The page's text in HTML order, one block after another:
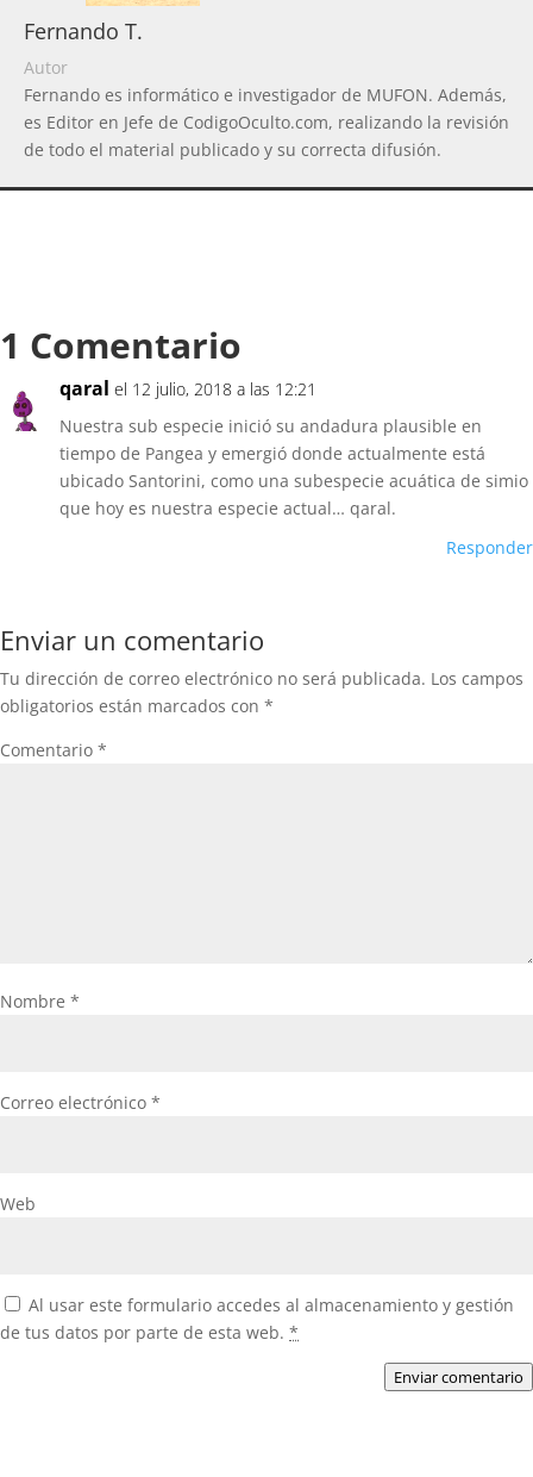
Fernando T.
Autor
Fernando es informático e investigador de MUFON. Además,
es Editor en Jefe de CodigoOculto.com, realizando la revisión
de todo el material publicado y su correcta difusión.
1 Comentario
qaral el 12 julio, 2018 a las 12:21
Nuestra sub especie inició su andadura plausible en
tiempo de Pangea y emergió donde actualmente está
ubicado Santorini, como una subespecie acuática de simio
que hoy es nuestra especie actual… qaral.
Responder
Enviar un comentario
Tu dirección de correo electrónico no será publicada. Los campos
obligatorios están marcados con *
Comentario *
Nombre *
Correo electrónico *
Web
Al usar este formulario accedes al almacenamiento y gestión
de tus datos por parte de esta web. *
Enviar comentario